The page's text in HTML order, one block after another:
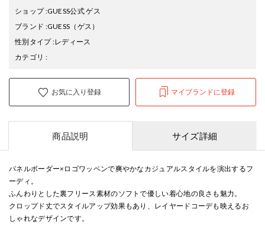
ショップ:GUESS公式 ゲス
ブランド :GUESS （ゲス）
性別タイプ:レディース
カテゴリ :
お気に入り登録 マイブランドに登録
商品説明 サイズ詳細
パネルボーダー×ロゴワッペンで爽やかなカジュアルスタイルを演出するフ
ーディ。
ふんわりとした裏フリース素材のソフトで優しい着心地の良さも魅力。
クロップド丈でスタイルアップ効果もあり、レイヤードコーデも映えるお
しゃれなデザインです。